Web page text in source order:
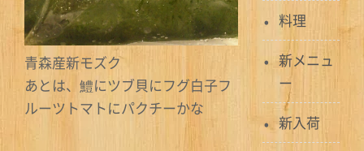
青森産新モズク
あとは、鱧にツブ貝にフグ白子フ
ルーツトマトにパクチーかな
料理
新メニュ
ー
新入荷